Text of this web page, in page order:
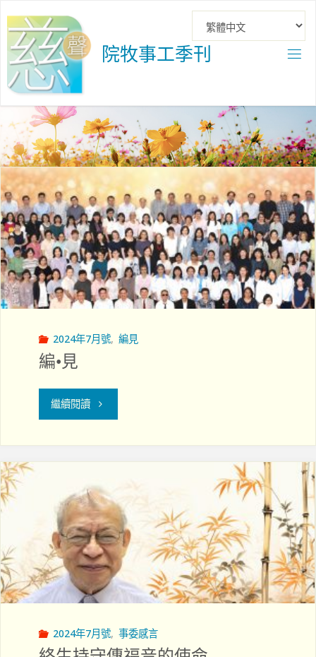
to
content
院牧事工季刊
2024年7月號, 編見
編•見
繼續閱讀"編
2024年7月號, 事委感言